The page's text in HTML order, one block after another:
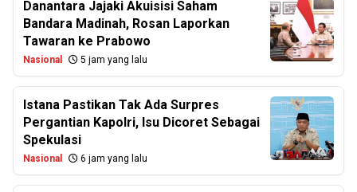
Danantara Jajaki Akuisisi Saham
Bandara Madinah, Rosan Laporkan
Tawaran ke Prabowo
Nasional 5 jam yang lalu
Istana Pastikan Tak Ada Surpres
Pergantian Kapolri, Isu Dicoret Sebagai
Spekulasi
Nasional 6 jam yang lalu